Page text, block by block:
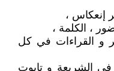
إنعكاس ،
، الكلمة ،
و القراءات في كل
الشريعة و تابوت